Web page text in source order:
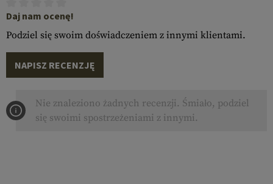
Daj nam ocenę!
Podziel się swoim doświadczeniem z innymi klientami.
NAPISZ RECENZJĘ
Nie znaleziono żadnych recenzji. Śmiało, podziel
się swoimi spostrzeżeniami z innymi.